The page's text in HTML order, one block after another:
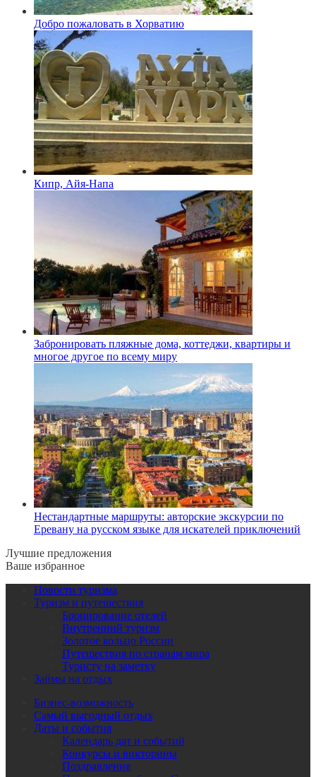
Добро пожаловать в Хорватию
Кипр, Айя-Напа
Забронировать пляжные дома, коттеджи, квартиры и
многое другое по всему миру
Нестандартные маршруты: авторские экскурсии по
Еревану на русском языке для искателей приключений
Лучшие предложения
Ваше избранное
Новости туризма
Туризм и путешествия
Бронирование отелей
Внутренний туризм
Золотое кольцо России
Путешествия по странам мира
Туристу на заметку
Займы на отдых
Бизнес-возможность
Самый выгодный отдых
Даты и события
Календарь дат и событий
Конкурсы и викторины
Поздравления